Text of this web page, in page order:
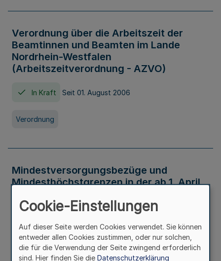
Verordnung über die Arbeitszeit der
Beamtinnen und Beamten im Lande
Nordrhein-Westfalen
(Arbeitszeitverordnung - AZVO)
In Kraft Seit 01. August 2006
Verordnung
Mindestversorgungsbezüge und
Mindesthöchstgrenzen in der ab 1. April
Verwaltungsvorschrift
Cookie-Einstellungen
Auf dieser Seite werden Cookies verwendet. Sie können
entweder allen Cookies zustimmen, oder nur solchen,
die für die Verwendung der Seite zwingend erforderlich
sind. Hier finden Sie die Datenschutzerklärung